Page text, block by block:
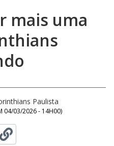
mais uma
Paulista
04/03/2026 - 14H00)